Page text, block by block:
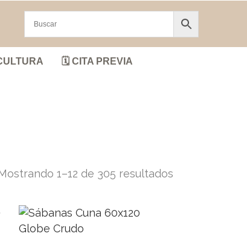
🗓️ CITA PREVIA
1–12 de 305 resultados